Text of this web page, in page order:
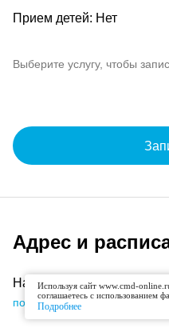
Прием детей: Нет
Выберите услугу, чтобы
Адрес и
Нахимовский проспект,
подробнее об офисе
Используя сайт www.cmd-
соглашаетесь с использованием
Подробнее